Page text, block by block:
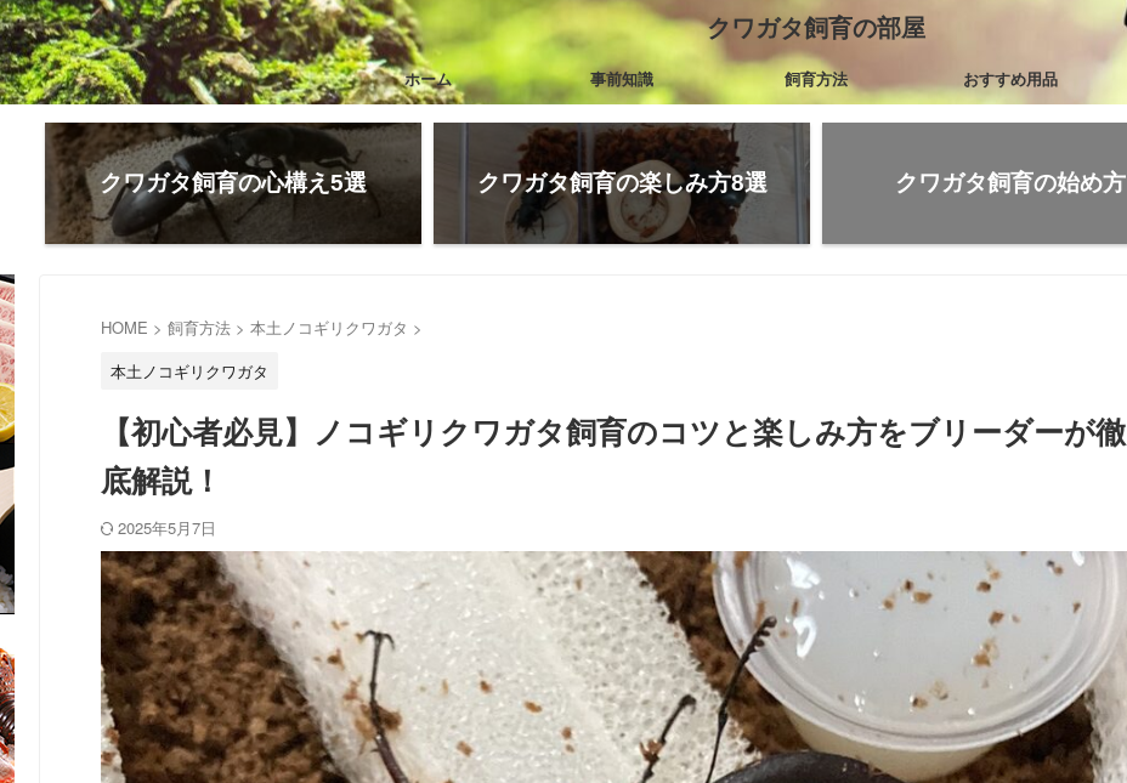
クワガタ飼育の部屋
ホーム 事前知識 飼育方法 おすすめ用品
クワガタ飼育の心構え5選 クワガタ飼育の楽しみ方8選 クワガタ飼育の始め方
HOME > 飼育方法 > 本土ノコギリクワガタ >
本土ノコギリクワガタ
【初心者必見】ノコギリクワガタ飼育のコツと楽しみ方をブリーダーが徹
底解説！
2025年5月7日